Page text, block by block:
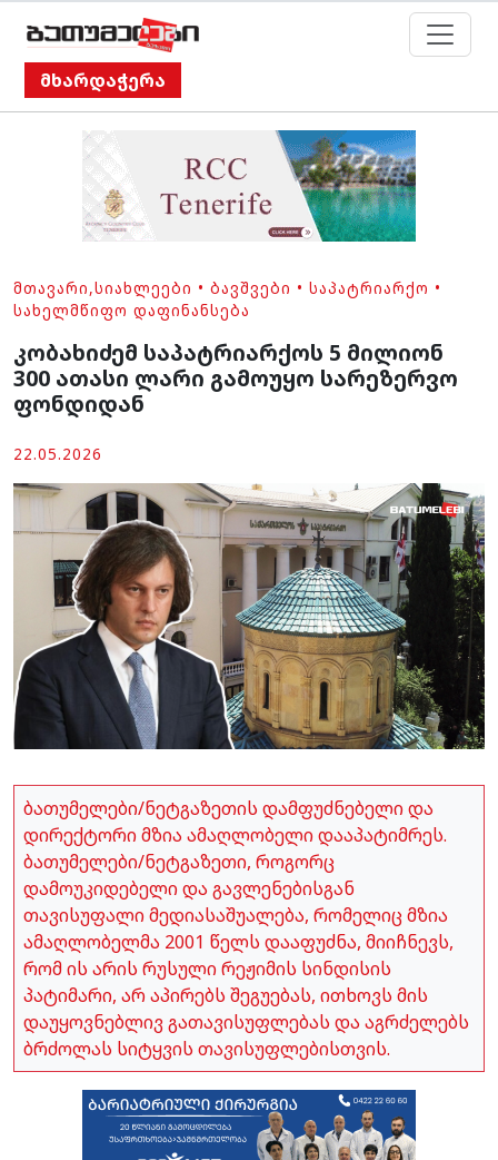
მხარდაჭერა
ᲛᲗᲐᲕᲐᲠᲘ,ᲡᲘᲐᲮᲚᲔᲔᲑᲘ • ᲑᲐᲕᲨᲕᲔᲑᲘ • ᲡᲐᲞᲐᲢᲠᲘᲐᲠᲥᲝ •
ᲡᲐᲮᲔᲚᲛᲬᲘᲤᲝ ᲓᲐᲤᲘᲜᲐᲜᲡᲔᲑᲐ
კობახიძემ საპატრიარქოს 5 მილიონ
300 ათასი ლარი გამოუყო სარეზერვო
ფონდიდან
22.05.2026
ბათუმელები/ნეტგაზეთის დამფუძნებელი და
დირექტორი მზია ამაღლობელი დააპატიმრეს.
ბათუმელები/ნეტგაზეთი, როგორც
დამოუკიდებელი და გავლენებისგან
თავისუფალი მედიასაშუალება, რომელიც მზია
ამაღლობელმა 2001 წელს დააფუძნა, მიიჩნევს,
რომ ის არის რუსული რეჟიმის სინდისის
პატიმარი, არ აპირებს შეგუებას, ითხოვს მის
დაუყოვნებლივ გათავისუფლებას და აგრძელებს
ბრძოლას სიტყვის თავისუფლებისთვის.